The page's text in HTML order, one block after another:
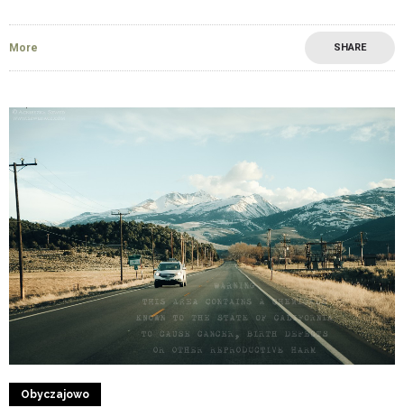
More SHARE
Obyczajowo